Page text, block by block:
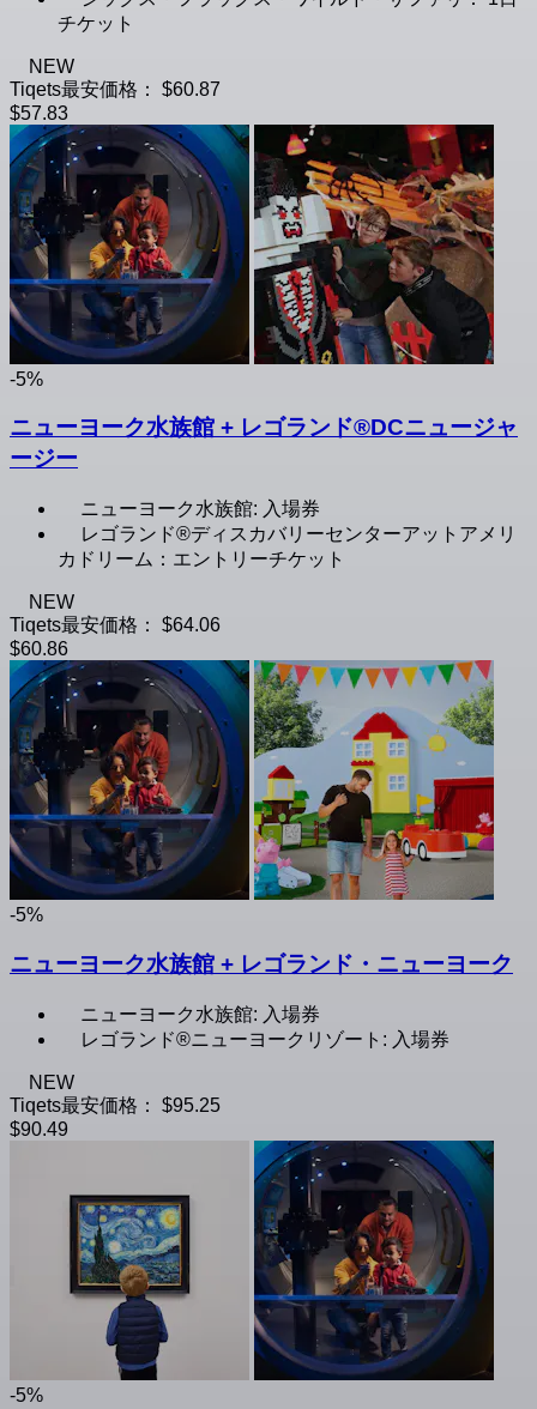
チケット
NEW
Tiqets最安価格：
$60.87
$57.83
-5%
ニューヨーク水族館 + レゴランド®DCニュージャ
ージー
ニューヨーク水族館: 入場券
レゴランド®ディスカバリーセンターアットアメリ
カドリーム：エントリーチケット
NEW
Tiqets最安価格：
$64.06
$60.86
-5%
ニューヨーク水族館 + レゴランド・ニューヨーク
ニューヨーク水族館: 入場券
レゴランド®ニューヨークリゾート: 入場券
NEW
Tiqets最安価格：
$95.25
$90.49
-5%